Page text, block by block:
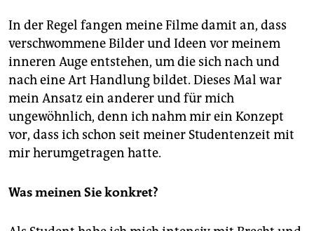
In der Regel fangen meine Filme damit an, dass
verschwommene Bilder und Ideen vor meinem
inneren Auge entstehen, um die sich nach und
nach eine Art Handlung bildet. Dieses Mal war
mein Ansatz ein anderer und für mich
ungewöhnlich, denn ich nahm mir ein Konzept
vor, dass ich schon seit meiner Studentenzeit mit
mir herumgetragen hatte.
Was meinen Sie konkret?